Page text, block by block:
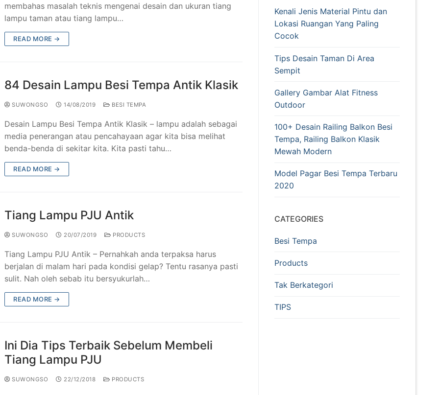
Klasik
Tempa
Tempa
Murah Jakarta
Klasik
Antik
Jakarta
Pagar Besi Tempa Mewah
Tangga Besi Tempa Klasik Mewah
Besi Tempa Antik Mewah
membahas masalah teknis mengenai desain dan ukuran tiang
lampu taman atau tiang lampu…
READ MORE →
84 Desain Lampu Besi Tempa Antik Klasik
SUWONGSO 14/08/2019 BESI TEMPA
Desain Lampu Besi Tempa Antik Klasik – lampu adalah sebagai
media penerangan atau pencahayaan agar kita bisa melihat
benda-benda di sekitar kita. Kita pasti tahu…
READ MORE →
Tiang Lampu PJU Antik
SUWONGSO 20/07/2019 PRODUCTS
Tiang Lampu PJU Antik – Pernahkah anda terpaksa harus
berjalan di malam hari pada kondisi gelap? Tentu rasanya pasti
sulit. Nah oleh sebab itu bersyukurlah…
READ MORE →
Ini Dia Tips Terbaik Sebelum Membeli
Tiang Lampu PJU
SUWONGSO 22/12/2018 PRODUCTS
Kenali Jenis Material Pintu dan
Lokasi Ruangan Yang Paling
Cocok
Tips Desain Taman Di Area
Sempit
Gallery Gambar Alat Fitness
Outdoor
100+ Desain Railing Balkon Besi
Tempa, Railing Balkon Klasik
Mewah Modern
Model Pagar Besi Tempa Terbaru
2020
CATEGORIES
Besi Tempa
Products
Tak Berkategori
TIPS